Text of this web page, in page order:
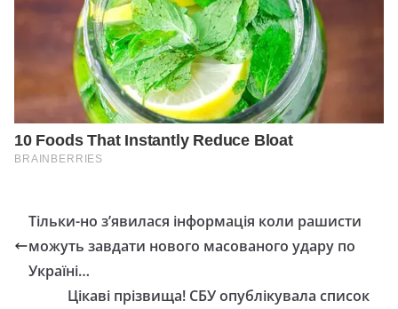
Тільки-но з’явилася інформація коли рашисти
можуть завдати нового масованого удару по
Україні…
Цікаві прізвища! СБУ опублікувала список